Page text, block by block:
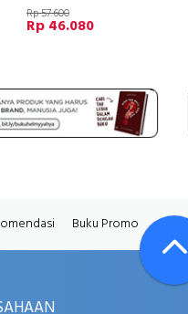
Rp 57.600
Rp 46.080
Buku Promo